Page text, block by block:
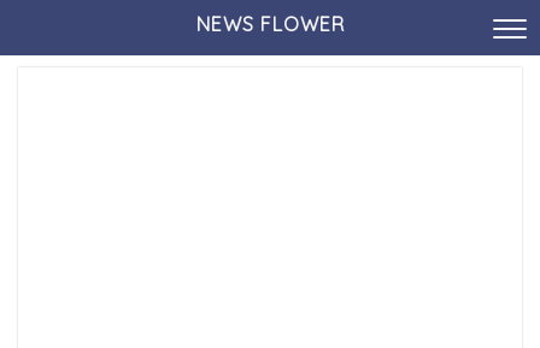
NEWS FLOWER